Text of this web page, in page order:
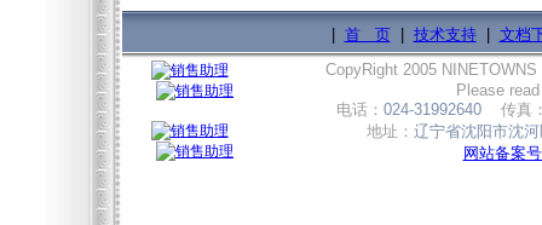
首 页| 技术支持| 文档
CopyRight 2005 NINETOWNS
Please
电话： 024-31992640 传真
地址： 辽宁省沈阳市沈
网站备案